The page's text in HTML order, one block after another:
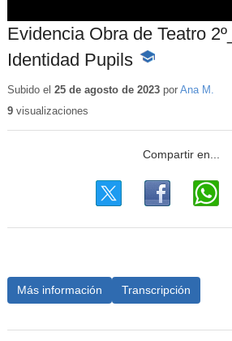
Evidencia Obra de Teatro
Identidad Pupils -
educativo
Subido el 25 de agosto de 2023por Ana M.
9visualizaciones
Más información Transcripción